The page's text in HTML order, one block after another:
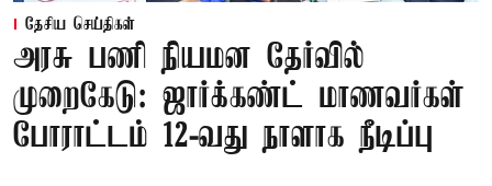
தேசிய செய்திகள்
அரசு பணி நியமன தேர்வில்
முறைகேடு: ஜார்க்கண்ட் மாணவர்கள்
போராட்டம் 12-வது நாளாக நீடிப்பு